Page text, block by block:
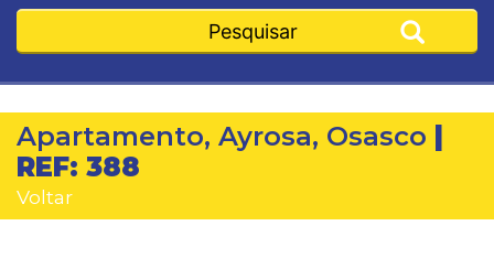
Apartamento, Ayrosa, Osasco
REF: 388
Voltar